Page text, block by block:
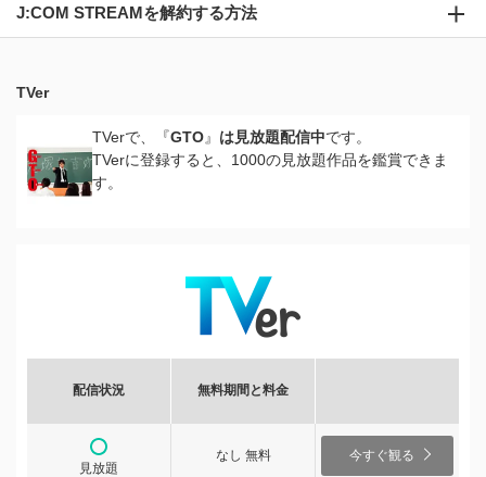
J:COM STREAMを解約する方法
TVer
TVerで、『GTO』 は見放題配信中です。
TVerに登録すると、1000の見放題作品を鑑賞できま
す。
配信状況 無料期間と料金
見放題
なし 無料 今すぐ観る